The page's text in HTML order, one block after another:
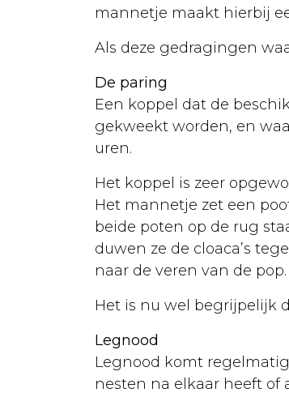
Aankoop
Huisvesting
Opvoeding
Voeding
Kweken
Ziekten
Kanaries
Aankoop
Huisvesting
Verzorging
Voeding
Kweken
mannetje maakt hierbij
Als deze gedragingen
De paring
Een koppel dat de
gekweekt worden, en
uren.
Het koppel is zeer
Het mannetje zet een
beide poten op de rug
duwen ze de cloaca’s
naar de veren van de pop.
Het is nu wel begrijpelijk
Legnood
Legnood komt
nesten na elkaar heeft of